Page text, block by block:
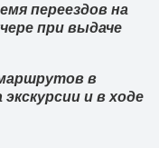
переездов на
при выдаче
в
и в ходе